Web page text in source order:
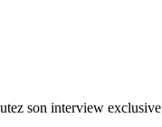
son interview exclusive